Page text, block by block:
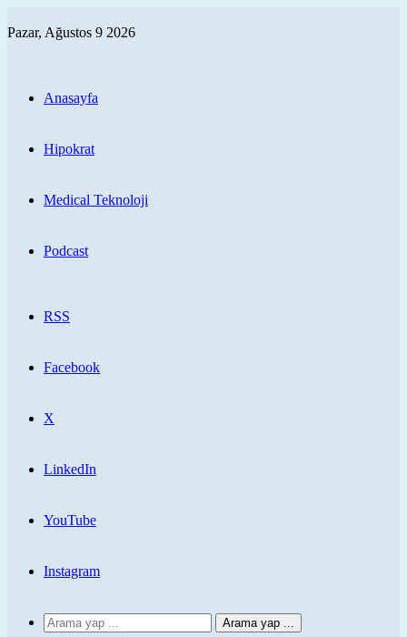
Pazar, Ağustos 9 2026
Anasayfa
Hipokrat
Medical Teknoloji
Podcast
RSS
Facebook
X
LinkedIn
YouTube
Instagram
Arama yap ...